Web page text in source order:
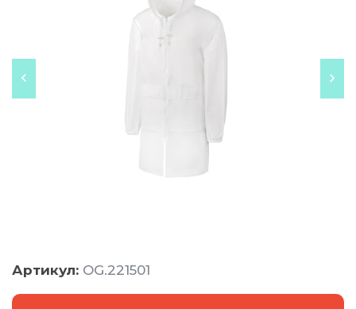
Артикул: OG.221501